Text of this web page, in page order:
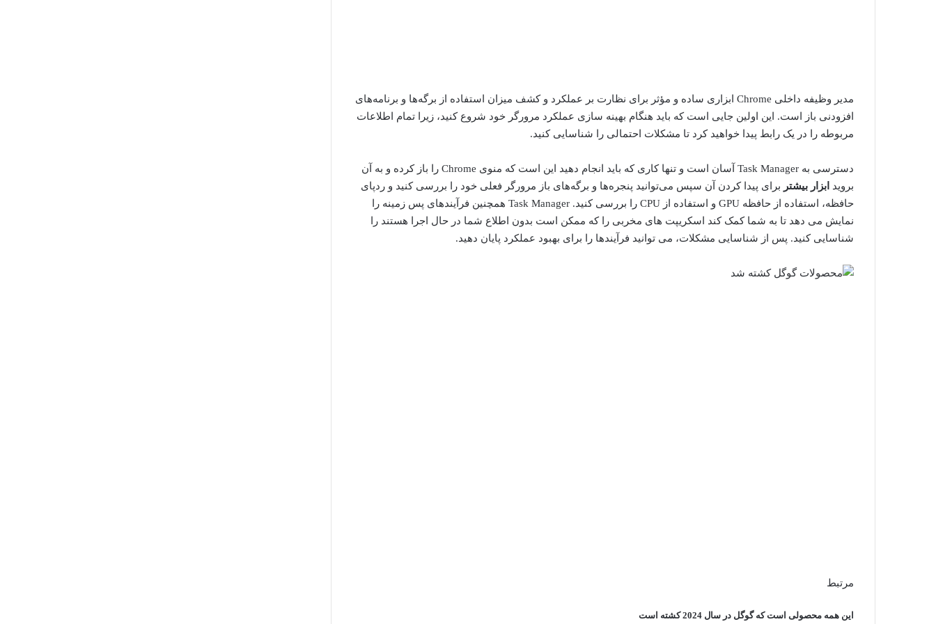
مدیر وظیفه داخلی Chrome ابزاری ساده و مؤثر برای نظارت بر عملکرد و کشف میزان استفاده از برگه‌ها و برنامه‌های
افزودنی باز است. این اولین جایی است که باید هنگام بهینه سازی عملکرد مرورگر خود شروع کنید، زیرا تمام اطلاعات
مربوطه را در یک رابط پیدا خواهید کرد تا مشکلات احتمالی را شناسایی کنید.
دسترسی به Task Manager آسان است و تنها کاری که باید انجام دهید این است که منوی Chrome را باز کرده و به آن
بروید ابزار بیشتر برای پیدا کردن آن سپس می‌توانید پنجره‌ها و برگه‌های باز مرورگر فعلی خود را بررسی کنید و ردپای
حافظه، استفاده از حافظه GPU و استفاده از CPU را بررسی کنید. Task Manager همچنین فرآیندهای پس زمینه را
نمایش می دهد تا به شما کمک کند اسکریپت های مخربی را که ممکن است بدون اطلاع شما در حال اجرا هستند را
شناسایی کنید. پس از شناسایی مشکلات، می توانید فرآیندها را برای بهبود عملکرد پایان دهید.
مرتبط
این همه محصولی است که گوگل در سال 2024 کشته است